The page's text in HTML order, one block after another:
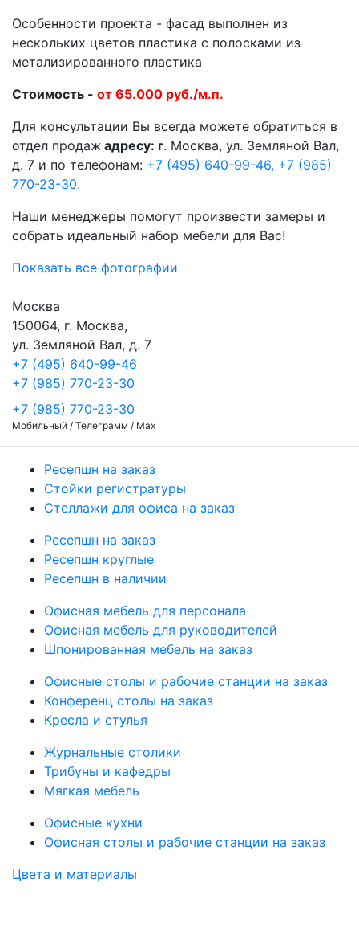
Особенности проекта - фасад выполнен из
нескольких цветов пластика с полосками из
метализированного пластика
Стоимость - от 65.000 руб./м.п.
Для консультации Вы всегда можете обратиться в
отдел продаж адресу: г. Москва, ул. Земляной Вал,
д. 7 и по телефонам: +7 (495) 640-99-46, +7 (985)
770-23-30.
Наши менеджеры помогут произвести замеры и
собрать идеальный набор мебели для Вас!
Показать все фотографии
Москва
150064, г. Москва,
ул. Земляной Вал, д. 7
+7 (495) 640-99-46
+7 (985) 770-23-30
+7 (985) 770-23-30
Мобильный / Телеграмм / Max
Ресепшн на заказ
Стойки регистратуры
Стеллажи для офиса на заказ
Ресепшн на заказ
Ресепшн круглые
Ресепшн в наличии
Офисная мебель для персонала
Офисная мебель для руководителей
Шпонированная мебель на заказ
Офисные столы и рабочие станции на заказ
Конференц столы на заказ
Кресла и стулья
Журнальные столики
Трибуны и кафедры
Мягкая мебель
Офисные кухни
Офисная столы и рабочие станции на заказ
Цвета и материалы